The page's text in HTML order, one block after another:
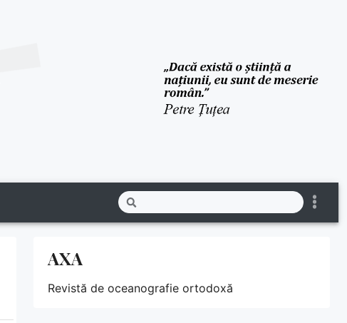
AXA
Revistă de oceanografie ortodoxă